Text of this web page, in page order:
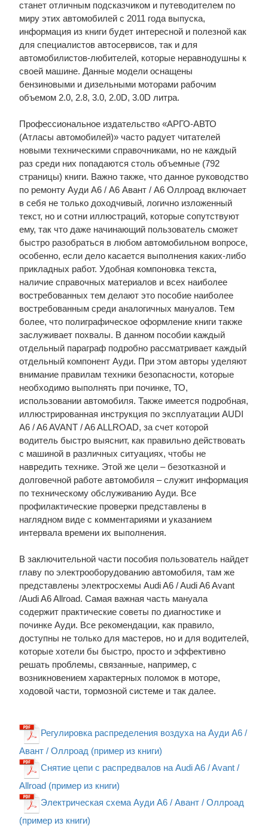
станет отличным подсказчиком и путеводителем по
миру этих автомобилей с 2011 года выпуска,
информация из книги будет интересной и полезной как
для специалистов автосервисов, так и для
автомобилистов-любителей, которые неравнодушны к
своей машине. Данные модели оснащены
бензиновыми и дизельными моторами рабочим
объемом 2.0, 2.8, 3.0, 2.0D, 3.0D литра.
Профессиональное издательство «АРГО-АВТО
(Атласы автомобилей)» часто радует читателей
новыми техническими справочниками, но не каждый
раз среди них попадаются столь объемные (792
страницы) книги. Важно также, что данное руководство
по ремонту Ауди А6 / А6 Авант / А6 Оллроад включает
в себя не только доходчивый, логично изложенный
текст, но и сотни иллюстраций, которые сопутствуют
ему, так что даже начинающий пользователь сможет
быстро разобраться в любом автомобильном вопросе,
особенно, если дело касается выполнения каких-либо
прикладных работ. Удобная компоновка текста,
наличие справочных материалов и всех наиболее
востребованных тем делают это пособие наиболее
востребованным среди аналогичных мануалов. Тем
более, что полиграфическое оформление книги также
заслуживает похвалы. В данном пособии каждый
отдельный параграф подробно рассматривает каждый
отдельный компонент Ауди. При этом авторы уделяют
внимание правилам техники безопасности, которые
необходимо выполнять при починке, ТО,
использовании автомобиля. Также имеется подробная,
иллюстрированная инструкция по эксплуатации AUDI
A6 / A6 AVANT / A6 ALLROAD, за счет которой
водитель быстро выяснит, как правильно действовать
с машиной в различных ситуациях, чтобы не
навредить технике. Этой же цели – безотказной и
долговечной работе автомобиля – служит информация
по техническому обслуживанию Ауди. Все
профилактические проверки представлены в
наглядном виде с комментариями и указанием
интервала времени их выполнения.
В заключительной части пособия пользователь найдет
главу по электрооборудованию автомобиля, там же
представлены электросхемы Audi A6 / Audi A6 Avant
/Audi A6 Allroad. Самая важная часть мануала
содержит практические советы по диагностике и
починке Ауди. Все рекомендации, как правило,
доступны не только для мастеров, но и для водителей,
которые хотели бы быстро, просто и эффективно
решать проблемы, связанные, например, с
возникновением характерных поломок в моторе,
ходовой части, тормозной системе и так далее.
Регулировка распределения воздуха на Ауди А6 /
Авант / Оллроад (пример из книги)
Снятие цепи с распредвалов на Audi A6 / Avant /
Allroad (пример из книги)
Электрическая схема Ауди А6 / Авант / Оллроад
(пример из книги)